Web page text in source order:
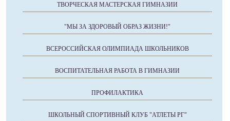
ТВОРЧЕСКАЯ МАСТЕРСКАЯ ГИМНАЗИИ
"МЫ ЗА ЗДОРОВЫЙ ОБРАЗ ЖИЗНИ!"
ВСЕРОССИЙСКАЯ ОЛИМПИАДА ШКОЛЬНИКОВ
ВОСПИТАТЕЛЬНАЯ РАБОТА В ГИМНАЗИИ
ПРОФИЛАКТИКА
ШКОЛЬНЫЙ СПОРТИВНЫЙ КЛУБ "АТЛЕТЫ РГ"